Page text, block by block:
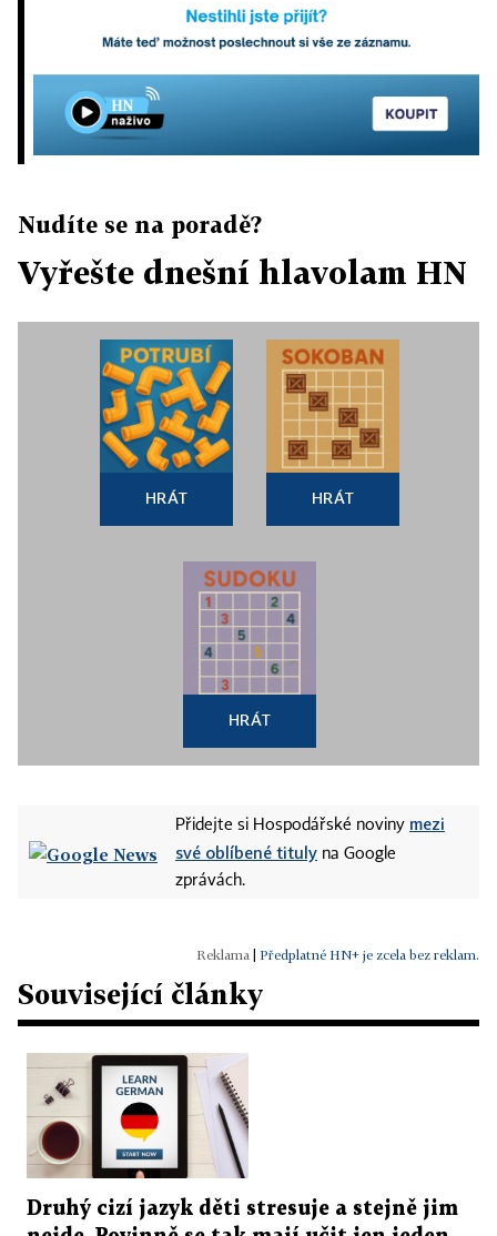
Nudíte se na poradě?
Vyřešte dnešní hlavolam HN
HRÁT HRÁT
HRÁT
Přidejte si Hospodářské noviny mezi
své oblíbené tituly na Google
zprávách.
Předplatné HN+ je zcela bez reklam.
Související články
Druhý cizí jazyk děti stresuje a stejně jim